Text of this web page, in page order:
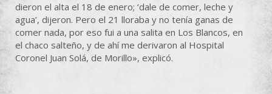
dieron el alta el 18 de enero; ‘dale de comer, leche y
agua’, dijeron. Pero el 21 lloraba y no tenía ganas de
comer nada, por eso fui a una salita en Los Blancos, en
el chaco salteño, y de ahí me derivaron al Hospital
Coronel Juan Solá, de Morillo», explicó.